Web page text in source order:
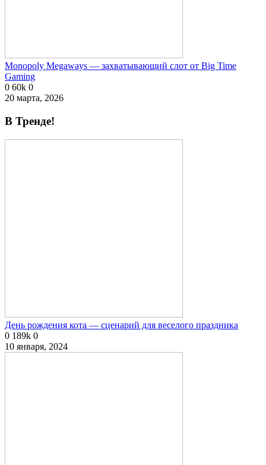
Monopoly Megaways — захватывающий слот от Big Time
Gaming
0 60k 0
20 марта, 2026
В Тренде!
День рождения кота — сценарий для веселого праздника
0 189k 0
10 января, 2024